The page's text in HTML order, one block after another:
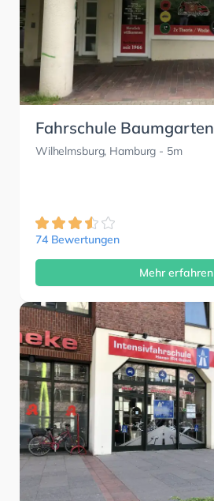
Fahrschule Baumgarten
Wilhelmsburg, Hamburg - 5m
74 Bewertungen
Mehr erfahren